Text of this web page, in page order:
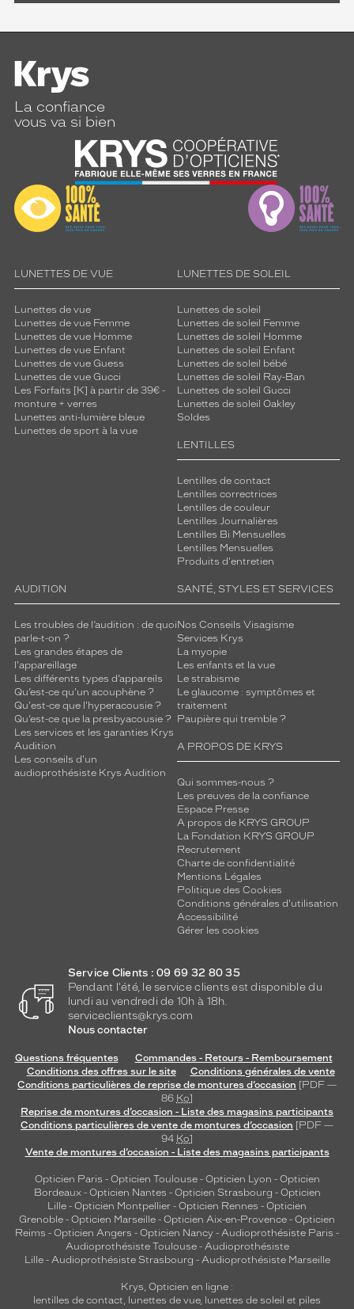
La confiance
vous va si bien
LUNETTES DE VUE
Lunettes de vue
Lunettes de vue Femme
Lunettes de vue Homme
Lunettes de vue Enfant
Lunettes de vue Guess
Lunettes de vue Gucci
Les Forfaits [K] à partir de 39€ -
monture + verres
Lunettes anti-lumière bleue
Lunettes de sport à la vue
LUNETTES DE SOLEIL
Lunettes de soleil
Lunettes de soleil Femme
Lunettes de soleil Homme
Lunettes de soleil Enfant
Lunettes de soleil bébé
Lunettes de soleil Ray-Ban
Lunettes de soleil Gucci
Lunettes de soleil Oakley
Soldes
LENTILLES
Lentilles de contact
Lentilles correctrices
Lentilles de couleur
Lentilles Journalières
Lentilles Bi Mensuelles
Lentilles Mensuelles
Produits d'entretien
AUDITION
Les troubles de l’audition : de quoi
parle-t-on ?
Les grandes étapes de
l'appareillage
Les différents types d’appareils
Qu’est-ce qu'un acouphène ?
Qu'est-ce que l'hyperacousie ?
Qu’est-ce que la presbyacousie ?
Les services et les garanties Krys
Audition
Les conseils d'un
audioprothésiste Krys Audition
SANTÉ, STYLES ET SERVICES
Nos Conseils Visagisme
Services Krys
La myopie
Les enfants et la vue
Le strabisme
Le glaucome : symptômes et
traitement
Paupière qui tremble ?
A PROPOS DE KRYS
Qui sommes-nous ?
Les preuves de la confiance
Espace Presse
A propos de KRYS GROUP
La Fondation KRYS GROUP
Recrutement
Charte de confidentialité
Mentions Légales
Politique des Cookies
Conditions générales d'utilisation
Accessibilité
Gérer les cookies
Service Clients : 09 69 32 80 35
Pendant l'été, le service clients est disponible du
lundi au vendredi de 10h à 18h.
serviceclients@krys.com
Nous contacter
Questions fréquentes
Commandes - Retours - Remboursement
Conditions des offres sur le site
Conditions générales de vente
Conditions particulières de reprise de montures d’occasion [PDF —
86 Ko]
Reprise de montures d’occasion - Liste des magasins participants
Conditions particulières de vente de montures d’occasion [PDF —
94 Ko]
Vente de montures d’occasion - Liste des magasins participants
Opticien Paris - Opticien Toulouse- Opticien Lyon - Opticien
Bordeaux- Opticien Nantes - Opticien Strasbourg - Opticien
Lille - Opticien Montpellier - Opticien Rennes - Opticien
Grenoble - Opticien Marseille - Opticien Aix-en-Provence - Opticien
Reims - Opticien Angers - Opticien Nancy - Audioprothésiste Paris -
Audioprothésiste Toulouse- Audioprothésiste
Lille- Audioprothésiste Strasbourg - Audioprothésiste Marseille
Krys, Opticien en ligne :
lentilles de contact, lunettes de vue, lunettes de soleil et piles